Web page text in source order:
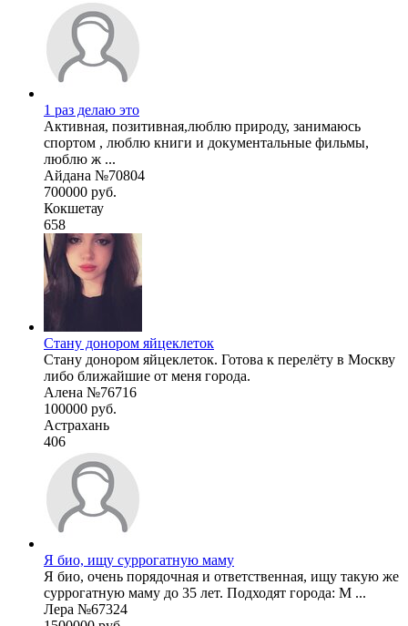
1 раз делаю это
Активная, позитивная,люблю природу, занимаюсь
спортом , люблю книги и документальные фильмы,
люблю ж ...
Айдана №70804
700000 руб.
Кокшетау
658
Стану донором яйцеклеток
Стану донором яйцеклеток. Готова к перелёту в Москву
либо ближайшие от меня города.
Алена №76716
100000 руб.
Астрахань
406
Я био, ищу суррогатную маму
Я био, очень порядочная и ответственная, ищу такую же
суррогатную маму до 35 лет. Подходят города: М ...
Лера №67324